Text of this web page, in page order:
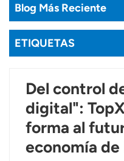
Tiếng Việt
Blog Más Reciente
ETIQUETAS
Del control
digital":
forma al
economía